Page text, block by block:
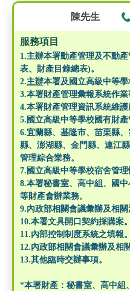
陳先生
服務項目
1.主辦本署動產管理及不動
表、財產目錄總表)。
2.主辦本署及國立高級中等學
3.本署財產管理彙報系統作業
4.本署財產管理資訊系統維
5.國立高級中等學校國有財產
6.宜蘭縣、基隆市、苗栗縣
縣、澎湖縣、金門縣、連江
管理綜合業務。
7.國立高級中等學校宿舍管理
8.本署秘書室、高中組、國
等財產會辦業務。
9.內政部相關會議彙辦及相關
10.本署文具開口契約採購案。
11.內部控制制度系統之填報。
12.內政部相關會議彙辦及相
13.其他臨時交辦事項。
*本署財產：秘書室、高中組